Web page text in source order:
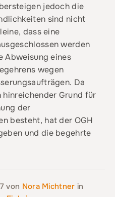
jedoch die
sind nicht
dass eine
werden
Abweisung eines
wegen
Da
hinreichender Grund für
der
besteht, hat der OGH
und die begehrte
von Nora Michtner in